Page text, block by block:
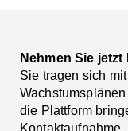
Nehmen Sie
Sie tragen sich
die Plattform